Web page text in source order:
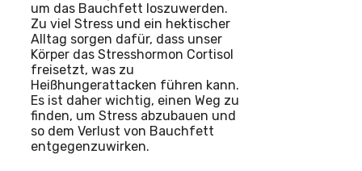
um das Bauchfett loszuwerden.
Zu viel Stress und ein hektischer
Alltag sorgen dafür, dass unser
Körper das Stresshormon Cortisol
freisetzt, was zu
Heißhungerattacken führen kann.
Es ist daher wichtig, einen Weg zu
finden, um Stress abzubauen und
so dem Verlust von Bauchfett
entgegenzuwirken.